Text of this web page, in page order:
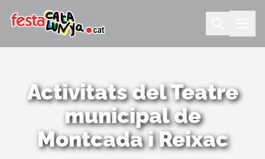
Activitats del Teatre
municipal de
Montcada i Reixac